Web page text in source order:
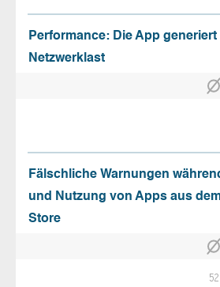
Performance: Die App
Netzwerklast
Fälschliche Warnungen
und Nutzung von Apps aus
Store
52